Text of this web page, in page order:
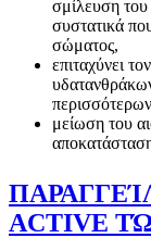
σμίλευση
συστατικά
σώματος,
επιταχύνει
μείωση του
ACTIVE